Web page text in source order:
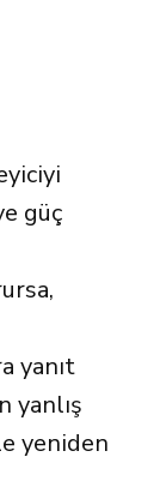
güç
yanıt
yanlış
yeniden